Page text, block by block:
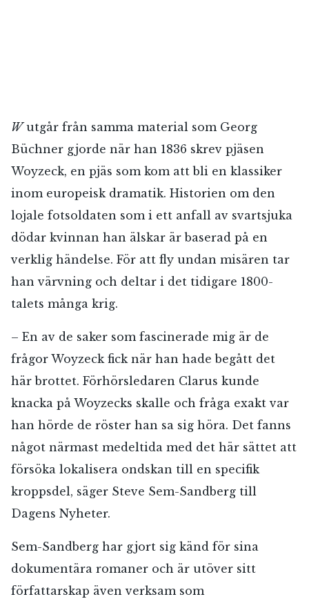
Wutgår från samma material som Georg
Büchner gjorde när han 1836 skrev pjäsen
Woyzeck, en pjäs som kom att bli en klassiker
inom europeisk dramatik. Historien om den
lojale fotsoldaten som i ett anfall av svartsjuka
dödar kvinnan han älskar är baserad på en
verklig händelse. För att fly undan misären tar
han värvning och deltar i det tidigare 1800-
talets många krig.
– En av de saker som fascinerade mig är de
frågor Woyzeck fick när han hade begått det
här brottet. Förhörsledaren Clarus kunde
knacka på Woyzecks skalle och fråga exakt var
han hörde de röster han sa sig höra. Det fanns
något närmast medeltida med det här sättet att
försöka lokalisera ondskan till en specifik
kroppsdel, säger Steve Sem-Sandberg till
Dagens Nyheter.
Sem-Sandberg har gjort sig känd för sina
dokumentära romaner och är utöver sitt
författarskap även verksam som